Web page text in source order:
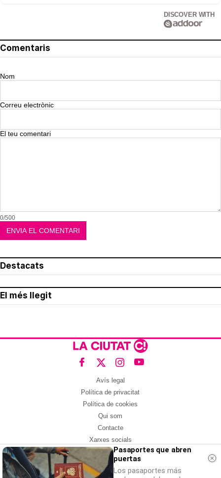
DISCOVER WITH
Comentaris
Nom
Correu electrònic
El teu comentari
0/500
Destacats
El més llegit
Avís legal
Política de privacitat
Política de cookies
Qui som
Contacte
Xarxes socials
Amb col·laboració de:
Pasaportes que abren
puertas
Los pasaportes más